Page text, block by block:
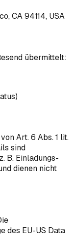
CA 94114, USA
übermittelt:
Art. 6 Abs. 1 lit.
sind
B. Einladungs-
dienen nicht
des EU-US Data